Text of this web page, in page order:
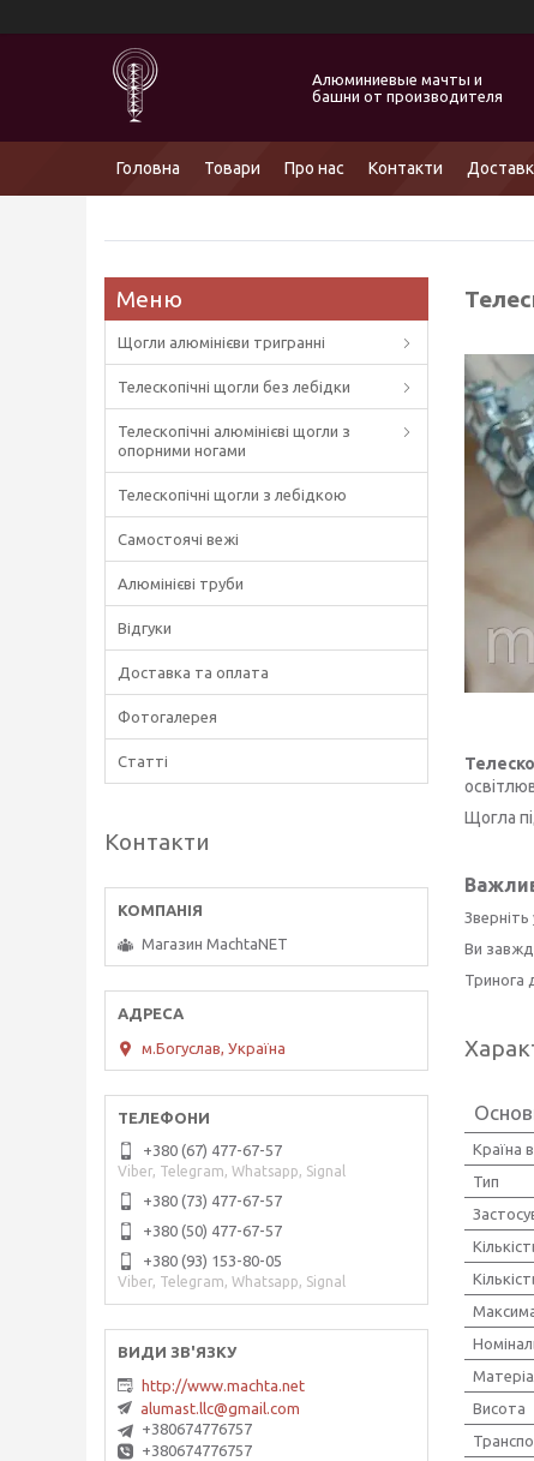
Алюминиевые мачты и
башни от производителя
Головна Товари Про нас Контакти
Щогла
Ви
Тринога
Країна
Тип
Висота
Щогли алюмінієви тригранні
Телескопічні щогли без лебідки
Телескопічні алюмінієві щогли з
опорними ногами
Телескопічні щогли з лебідкою
Самостоячі вежі
Алюмінієві труби
Відгуки
Доставка та оплата
Фотогалерея
Статті
Контакти
Магазин MachtaNET
м.Богуслав, Україна
+380 (67) 477-67-57
Viber, Telegram, Whatsapp, Signal
+380 (73) 477-67-57
+380 (50) 477-67-57
+380 (93) 153-80-05
Viber, Telegram, Whatsapp, Signal
http://www.machta.net
alumast.llc@gmail.com
+380674776757
+380674776757